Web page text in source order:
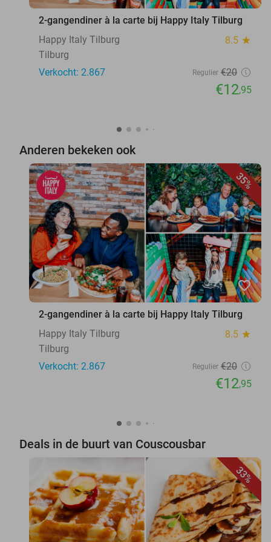
2-gangendiner à la carte bij Happy Italy Tilburg
Happy Italy Tilburg
8.5 star
Tilburg
Verkocht: 2.867
Regulier €20
€12,95
Anderen bekeken ook
35%
favorite_border
2-gangendiner à la carte bij Happy Italy Tilburg
Happy Italy Tilburg
8.5 star
Tilburg
Verkocht: 2.867
Regulier €20
€12,95
Deals in de buurt van Couscousbar
33%